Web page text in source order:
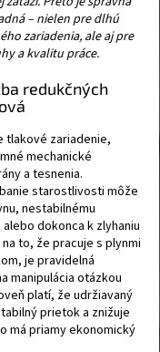
– nielen pre dlhú
zariadenia, ale aj pre
a kvalitu práce.
redukčných
tlakové zariadenie,
mechanické
a tesnenia.
starostlivosti môže
nestabilnému
dokonca k zlyhaniu
to, že pracuje s plynmi
je pravidelná
manipulácia otázkou
platí, že udržiavaný
prietok a znižuje
má priamy ekonomický